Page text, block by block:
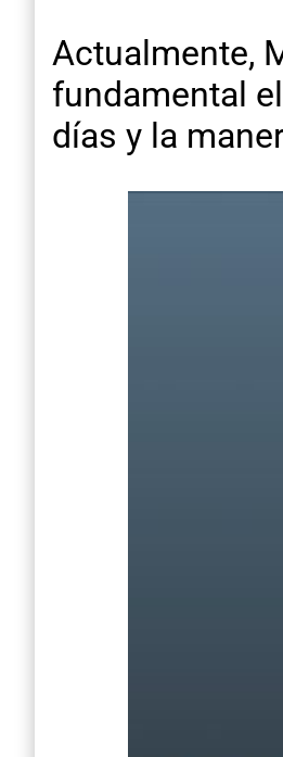
Actualmente,
fundamental
días y la